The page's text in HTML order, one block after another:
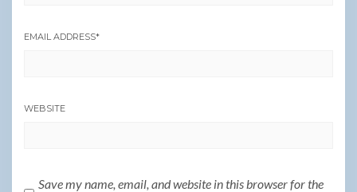
EMAIL ADDRESS*
WEBSITE
Save my name, email, and website in this browser for the